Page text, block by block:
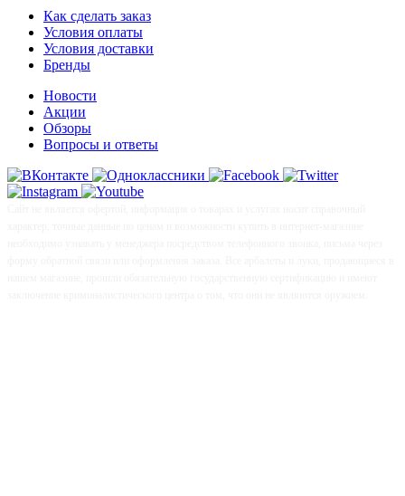
Как сделать заказ
Условия оплаты
Условия доставки
Бренды
Новости
Акции
Обзоры
Вопросы и ответы